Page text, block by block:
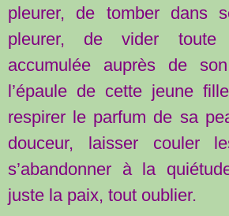
pleurer, de tomber dans
pleurer, de vider toute
accumulée auprès de
l’épaule de cette jeune
respirer le parfum de sa
douceur, laisser couler
s’abandonner à la
juste la paix, tout oublier.